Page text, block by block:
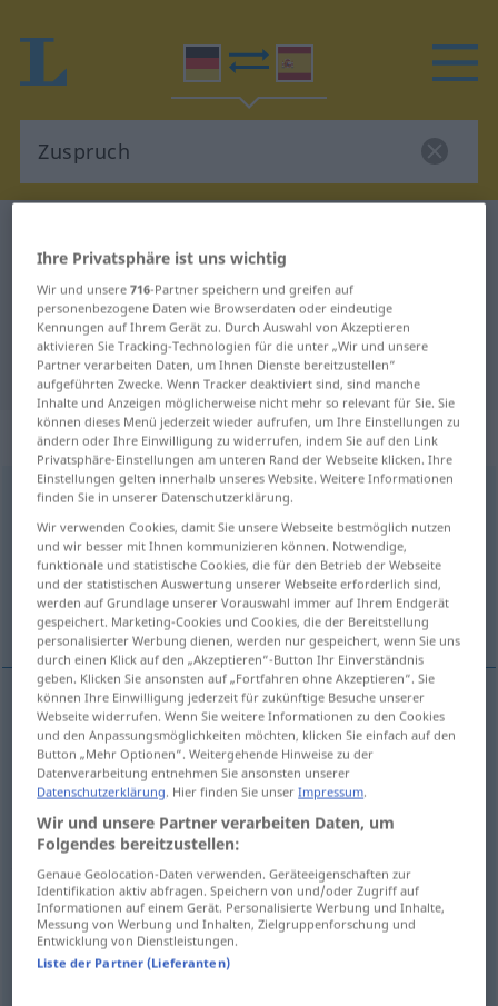
Deutsch-Spanisch Übersetzung für
"Zuspruch"
"Zuspruch" Spanisch Übersetzung
„Zuspruch“: Maskulinum
Zuspruchm <Zuspruch(e)s> GEH
Übersicht aller Übersetzungen
(Für mehr Details die Übersetzung anklicken/antippen)
consuelo, ánimo Weitere Beispiele...
consuelo m Zuspruch(≈ Trost)
ánimom Zuspruch(≈ Ermunterung)
Beispiele
vielZuspruchhabenodgroßen Zuspruch
Ihre Privatsphäre ist uns wichtig
Wir und unsere716-Partner speichern und greifen auf
personenbezogene Daten wie Browserdaten oder eindeutige
Kennungen auf Ihrem Gerät zu. Durch Auswahl von Akzeptieren
aktivieren Sie Tracking-Technologien für die unter „Wir und unsere
Partner verarbeiten Daten, um Ihnen Dienste bereitzustellen“
aufgeführten Zwecke. Wenn Tracker deaktiviert sind, sind manche
Inhalte und Anzeigen möglicherweise nicht mehr so relevant für Sie. Sie
können dieses Menü jederzeit wieder aufrufen, um Ihre Einstellungen zu
ändern oder Ihre Einwilligung zu widerrufen, indem Sie auf den Link
Privatsphäre-Einstellungen am unteren Rand der Webseite klicken. Ihre
Einstellungen gelten innerhalb unseres Website. Weitere Informationen
finden Sie in unserer Datenschutzerklärung.
Wir verwenden Cookies, damit Sie unsere Webseite bestmöglich nutzen
und wir besser mit Ihnen kommunizieren können. Notwendige,
funktionale und statistische Cookies, die für den Betrieb der Webseite
und der statistischen Auswertung unserer Webseite erforderlich sind,
werden auf Grundlage unserer Vorauswahl immer auf Ihrem Endgerät
gespeichert. Marketing-Cookies und Cookies, die der Bereitstellung
personalisierter Werbung dienen, werden nur gespeichert, wenn Sie uns
durch einen Klick auf den „Akzeptieren“-Button Ihr Einverständnis
geben. Klicken Sie ansonsten auf „Fortfahren ohne Akzeptieren“. Sie
können Ihre Einwilligung jederzeit für zukünftige Besuche unserer
Webseite widerrufen. Wenn Sie weitere Informationen zu den Cookies
und den Anpassungsmöglichkeiten möchten, klicken Sie einfach auf den
Button „Mehr Optionen“. Weitergehende Hinweise zu der
Datenverarbeitung entnehmen Sie ansonsten unserer
Datenschutzerklärung. Hier finden Sie unserImpressum.
Wir und unsere Partner verarbeiten Daten, um
Folgendes bereitzustellen:
Genaue Geolocation-Daten verwenden. Geräteeigenschaften zur
Identifikation aktiv abfragen. Speichern von und/oder Zugriff auf
Informationen auf einem Gerät. Personalisierte Werbung und Inhalte,
Messung von Werbung und Inhalten, Zielgruppenforschung und
Entwicklung von Dienstleistungen.
Liste der Partner (Lieferanten)